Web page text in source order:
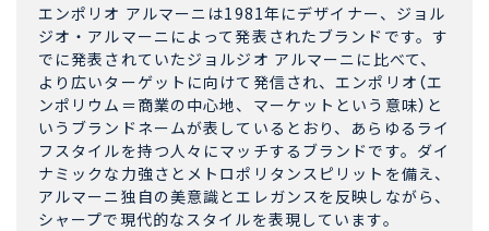
エンポリオ アルマーニは1981年にデザイナー、ジョル
ジオ・アルマーニによって発表されたブランドです。す
でに発表されていたジョルジオ アルマーニに比べて、
より広いターゲットに向けて発信され、エンポリオ（エ
ンポリウム＝商業の中心地、マーケットという意味）と
いうブランドネームが表しているとおり、あらゆるライ
フスタイルを持つ人々にマッチするブランドです。ダイ
ナミックな力強さとメトロポリタンスピリットを備え、
アルマーニ独自の美意識とエレガンスを反映しながら、
シャープで現代的なスタイルを表現しています。